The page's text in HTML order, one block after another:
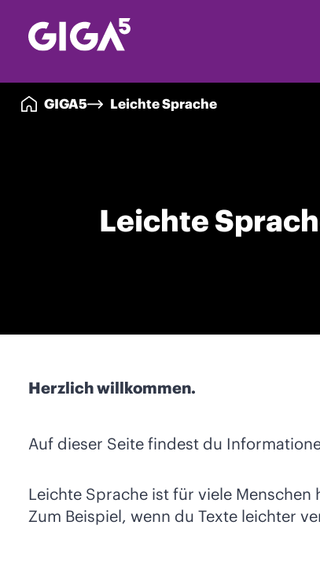
GIGA5 Leichte Sprache
Leichte
Herzlich willkommen.
Auf dieser Seite findest du
Leichte Sprache ist für viele Menschen
Zum Beispiel, wenn du Texte leichter